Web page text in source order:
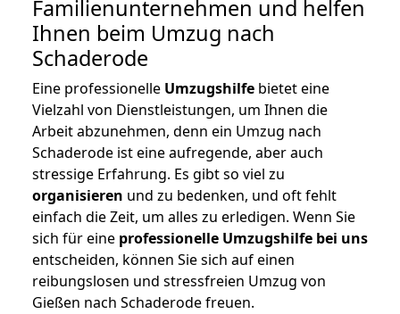
Familienunternehmen und helfen
Ihnen beim Umzug nach
Schaderode
Eine professionelle Umzugshilfe bietet eine
Vielzahl von Dienstleistungen, um Ihnen die
Arbeit abzunehmen, denn ein Umzug nach
Schaderode ist eine aufregende, aber auch
stressige Erfahrung. Es gibt so viel zu
organisieren und zu bedenken, und oft fehlt
einfach die Zeit, um alles zu erledigen. Wenn Sie
sich für eine professionelle Umzugshilfe bei uns
entscheiden, können Sie sich auf einen
reibungslosen und stressfreien Umzug von
Gießen nach Schaderode freuen.